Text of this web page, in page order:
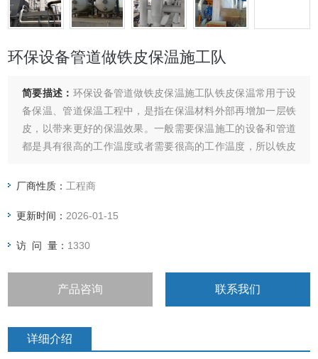
环保设备管道做铁皮保温施工队
简要描述： 环保设备管道做铁皮保温施工队铁皮保温常用于设
备保温、管道保温工程中，是指在保温材料外部再增加一层铁
皮，以带来更好的保温效果。一般需要保温施工的设备和管道
都是具有很高的工作温度或者需要很高的工作温度，所以铁皮
备的影响，这样就从很大程度上减少了能源的消耗和流失，从
厂商性质： 工程商
更新时间： 2026-01-15
访 问 量： 1330
产品咨询 联系我们
详细介绍